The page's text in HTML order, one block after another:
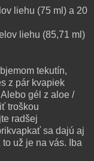
liehu (75 ml) a 20
liehu (85,71 ml)
tekutín,
z pár kvapiek
gél z aloe /
troškou
radšej
sa dajú aj
už je na vás. Iba